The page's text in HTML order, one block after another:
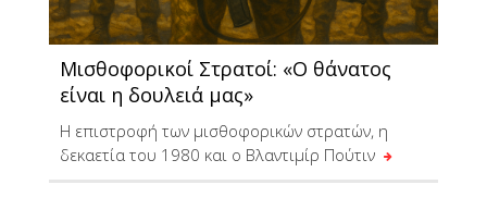
Μισθοφορικοί Στρατοί: «O θάνατος
είναι η δουλειά μας»
Η επιστροφή των μισθοφορικών στρατών, η
δεκαετία του 1980 και ο Βλαντιμίρ Πούτιν